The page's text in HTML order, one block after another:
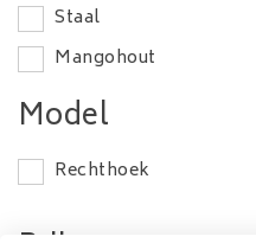
Staal
Mangohout
Model
Rechthoek